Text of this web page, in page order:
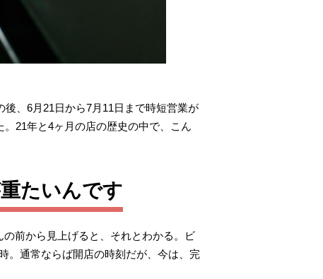
、6月21日から7月11日まで時短営業が
21年と4ヶ月の店の歴史の中で、こん
たいんです
前から見上げると、それとわかる。ビ
。通常ならば開店の時刻だが、今は、完